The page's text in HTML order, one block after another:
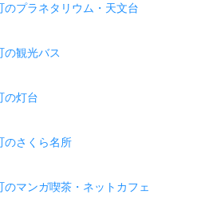
のプラネタリウム・天文台
の観光バス
の灯台
のさくら名所
のマンガ喫茶・ネットカフェ